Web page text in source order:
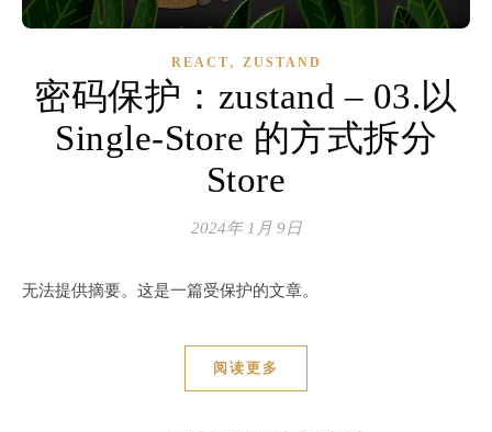
REACT , ZUSTAND
密码保护：zustand – 03.以
Single-Store 的方式拆分
Store
2024年 1月 9日
无法提供摘要。这是一篇受保护的文章。
阅读更多